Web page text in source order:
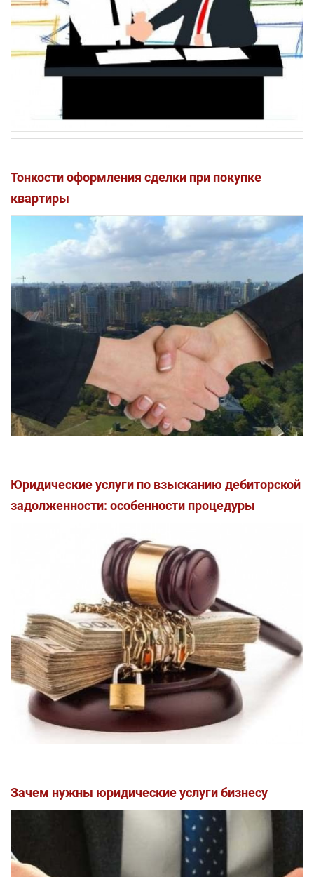
Тонкости оформления сделки при покупке
квартиры
Юридические услуги по взысканию дебиторской
задолженности: особенности процедуры
Зачем нужны юридические услуги бизнесу